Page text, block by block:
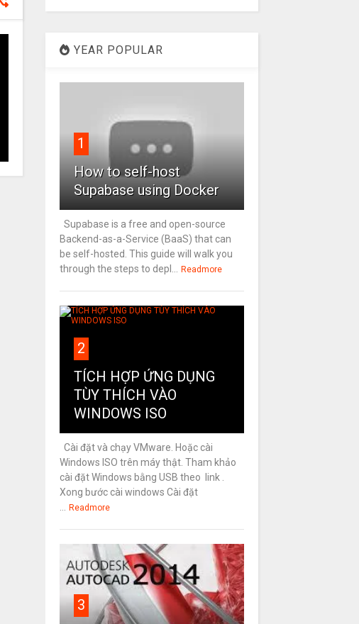
YEAR POPULAR
1
How to self-host
Supabase using Docker
Supabase is a free and open-source
Backend-as-a-Service (BaaS) that can
be self-hosted. This guide will walk you
through the steps to depl... Readmore
2
TÍCH HỢP ỨNG DỤNG
TÙY THÍCH VÀO
WINDOWS ISO
Cài đặt và chạy VMware. Hoặc cài
Windows ISO trên máy thật. Tham khảo
cài đặt Windows bằng USB theo link .
Xong bước cài windows Cài đặt
... Readmore
3